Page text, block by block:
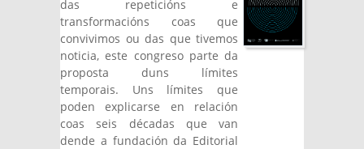
das repeticións e
transformacións coas que
convivimos ou das que tivemos
noticia, este congreso parte da
proposta duns límites
temporais. Uns límites que
poden explicarse en relación
coas seis décadas que van
dende a fundación da Editorial